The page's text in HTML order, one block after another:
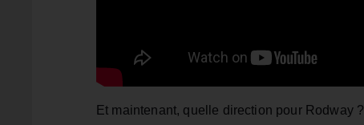
Et maintenant, quelle direction pour Rodway ?